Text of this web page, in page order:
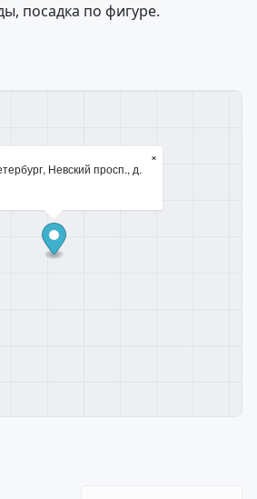
посадка по фигуре.
Невский просп., д.
×